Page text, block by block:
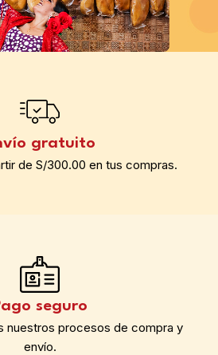
gratuito
de S/300.00 en tus compras.
seguro
nuestros procesos de compra y
envío.